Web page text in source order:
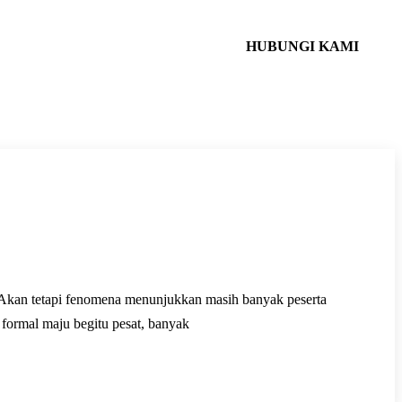
HUBUNGI KAMI
tetapi fenomena menunjukkan masih banyak peserta
maju begitu pesat, banyak